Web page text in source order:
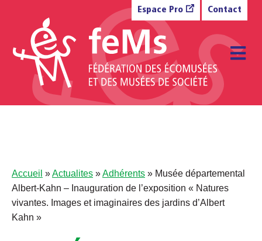
Espace Pro Contact
Accueil »Actualites »Adhérents » Musée départemental
Albert-Kahn – Inauguration de l’exposition « Natures
vivantes. Images et imaginaires des jardins d’Albert
Kahn »